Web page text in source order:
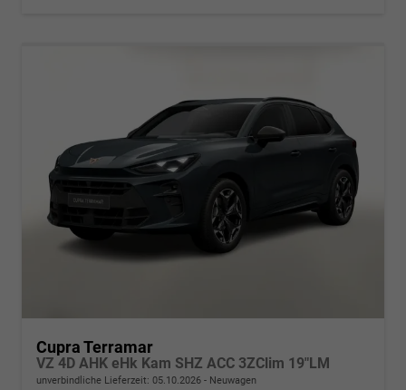
Cupra Terramar
VZ 4D AHK eHk Kam SHZ ACC 3ZClim 19"LM
unverbindliche Lieferzeit: 05.10.2026 Neuwagen